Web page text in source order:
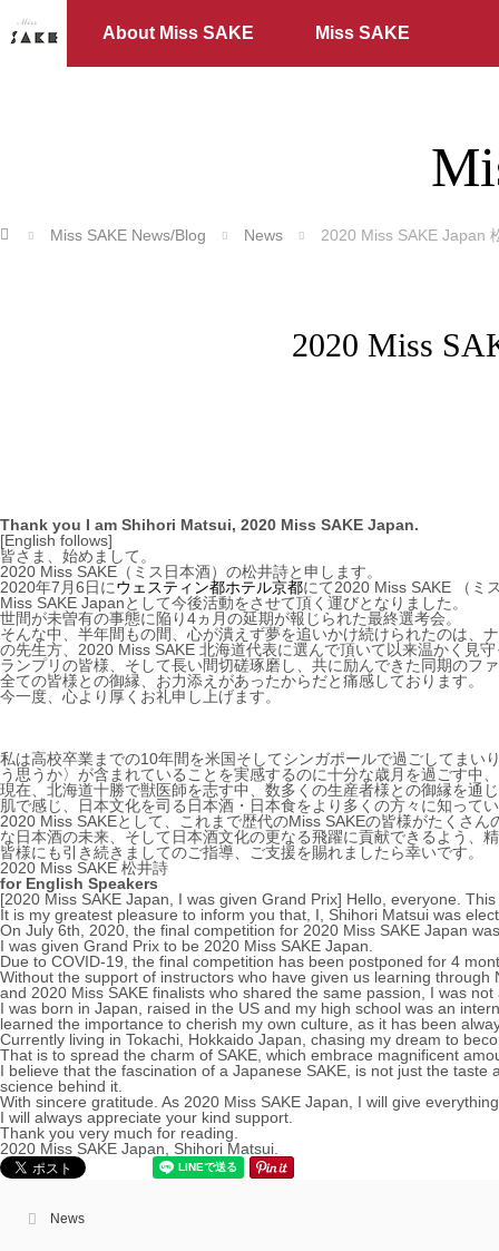
About Miss SAKE Miss SAKE
ホーム Miss SAKE News/Blog News 2020 Miss SAKE Japan
2020 Miss
Thank you I am Shihori Matsui, 2020 Miss SAKE Japan.
[English follows]
皆さま、始めまして。
2020 Miss SAKE（ミス日本酒）の松井詩と申します。
2020年7月6日にウェスティン都ホテル京都にて2020 Miss SAKE （ミ
Miss SAKE Japanとして今後活動をさせて頂く運びとなりました。
世間が未曽有の事態に陥り4ヵ月の延期が報じられた最終選考会。
そんな中、半年間もの間、心が潰えず夢を追いかけ続けられたのは、
の先生方、2020 Miss SAKE 北海道代表に選んで頂いて以来温かく見
ランプリの皆様、そして長い間切磋琢磨し、共に励んできた同期のフ
全ての皆様との御縁、お力添えがあったからだと痛感しております。
今一度、心より厚くお礼申し上げます。
私は高校卒業までの10年間を米国そしてシンガポールで過ごしてま
う思うか〉が含まれていることを実感するのに十分な歳月を過ごす中
現在、北海道十勝で獣医師を志す中、数多くの生産者様との御縁を通
肌で感じ、日本文化を司る日本酒・日本食をより多くの方々に知って
2020 Miss SAKEとして、これまで歴代のMiss SAKEの皆様がたくさ
な日本酒の未来、そして日本酒文化の更なる飛躍に貢献できるよう、
皆様にも引き続きましてのご指導、ご支援を賜れましたら幸いです。
2020 Miss SAKE 松井詩
for English Speakers
[2020 Miss SAKE Japan, I was given Grand Prix] Hello, everyone.
It is my greatest pleasure to inform you that, I, Shihori Matsui was
On July 6th, 2020, the final competition for 2020 Miss SAKE Japan
I was given Grand Prix to be 2020 Miss SAKE Japan.
Due to COVID-19, the final competition has been postponed for 4
Without the support of instructors who have given us learning
and 2020 Miss SAKE finalists who shared the same passion, I was
I was born in Japan, raised in the US and my high school was an
learned the importance to cherish my own culture, as it has been
Currently living in Tokachi, Hokkaido Japan, chasing my dream to
That is to spread the charm of SAKE, which embrace magnificent
I believe that the fascination of a Japanese SAKE, is not just the
science behind it.
With sincere gratitude. As 2020 Miss SAKE Japan, I will give
I will always appreciate your kind support.
Thank you very much for reading.
2020 Miss SAKE Japan, Shihori Matsui.
News